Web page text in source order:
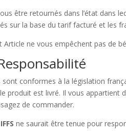
être retournés dans l’état dans
sur la base du tarif facturé et les
Article ne vous empêchent pas de
conformes à la législation
produit est livré. Il vous appartient
de commander.
IFFS ne saurait être tenue pour